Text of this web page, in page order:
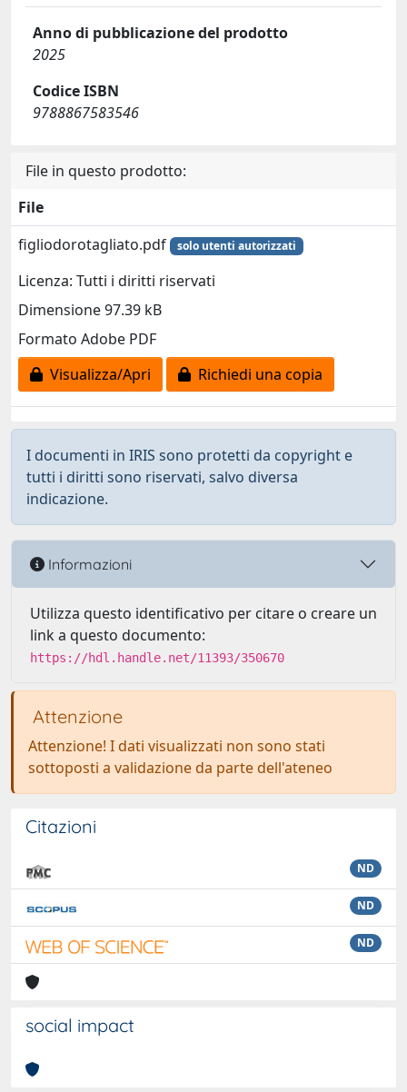
Anno di pubblicazione del prodotto
2025
Codice ISBN
9788867583546
File in questo prodotto:
File
figliodorotagliato.pdf
solo utenti autorizzati
Licenza: Tutti i diritti riservati
Dimensione 97.39 kB
Formato Adobe PDF
Visualizza/Apri
Richiedi una copia
I documenti in IRIS sono protetti da copyright e
tutti i diritti sono riservati, salvo diversa
indicazione.
Informazioni
Utilizza questo identificativo per citare o creare un
link a questo documento:
https://hdl.handle.net/11393/350670
Attenzione
Attenzione! I dati visualizzati non sono stati
sottoposti a validazione da parte dell'ateneo
Citazioni
ND
ND
ND
social impact